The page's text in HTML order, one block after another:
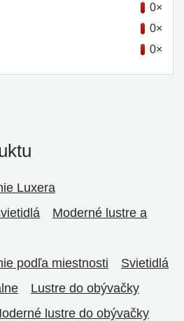
0×
0×
0×
Luxera
Moderné lustre a
podľa miestnosti
Svietidlá
Lustre do obývačky
lustre do obývačky